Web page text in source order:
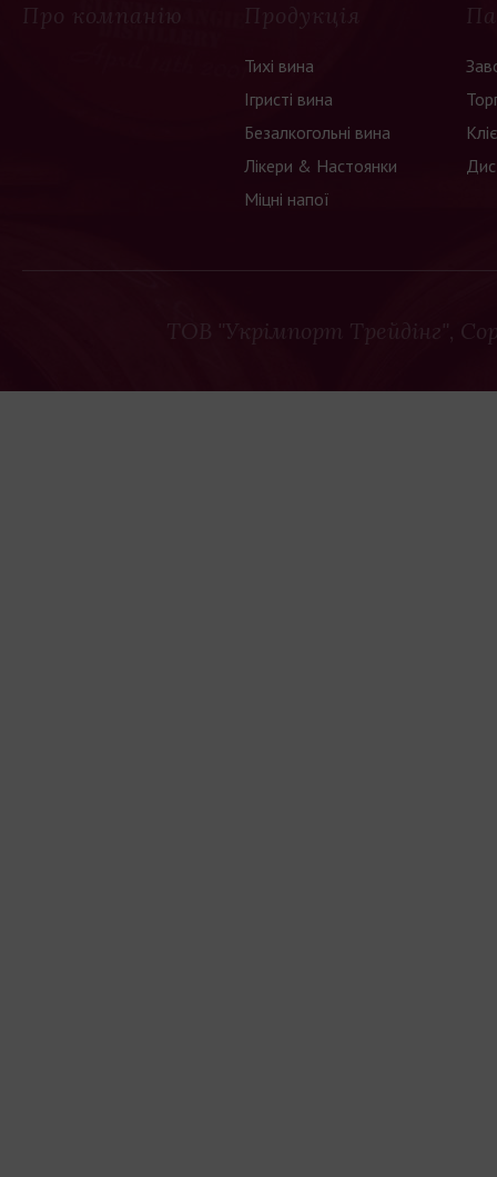
Про компанію Продукція
Тихі вина
Ігристі вина
Безалкогольні вина
Лікери & Настоянки
Міцні напої
ТОВ "Укрімпорт Трейдінг",